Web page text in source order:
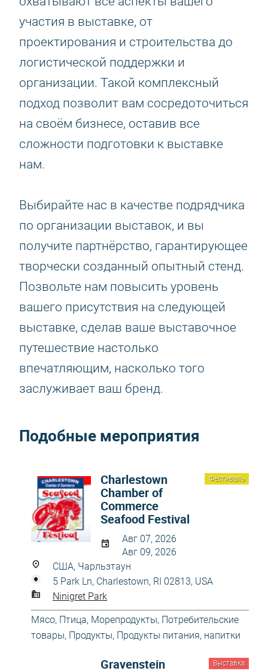
участия в выставке, от
проектирования и строительства до
логистической поддержки и
организации. Такой комплексный
подход позволит вам сосредоточиться
на своём бизнесе, оставив все
сложности подготовки к выставке
нам.
Выбирайте нас в качестве подрядчика
по организации выставок, и вы
получите партнёрство, гарантирующее
творчески созданный опытный стенд.
Позвольте нам повысить уровень
вашего присутствия на следующей
выставке, сделав ваше выставочное
путешествие настолько
впечатляющим, насколько того
заслуживает ваш бренд.
Подобные мероприятия
Фестиваль
Charlestown
Chamber of
Commerce
Seafood Festival
Авг 07, 2026
Авг 09, 2026
США, Чарльзтаун
5 Park Ln, Charlestown, RI 02813, USA
Ninigret Park
Мясо, Птица, Морепродукты, Потребительские
товары, Продукты, Продукты питания, напитки
Выставка
Gravenstein